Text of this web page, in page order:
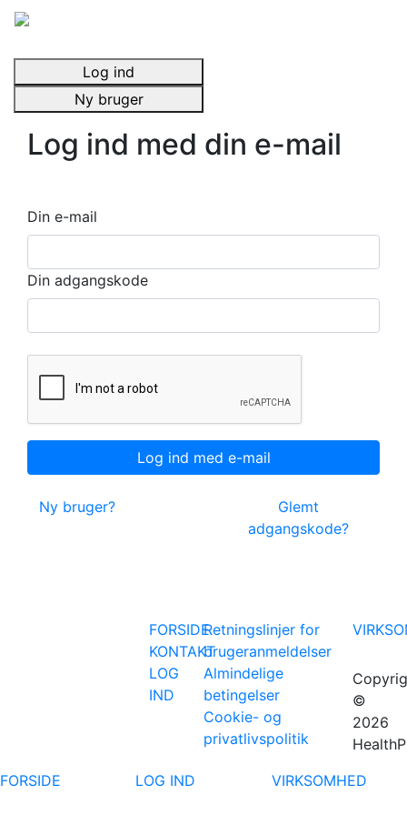
Log ind
Ny bruger
Log ind med din e-mail
Din e-mail
Din adgangskode
Ny bruger?
Glemt
adgangskode?
FORSIDE
KONTAKT
LOG
IND
Retningslinjer for
brugeranmeldelser
Almindelige
betingelser
Cookie- og
privatlivspolitik
©
2026
FORSIDE
LOG IND VIRKSOMHED